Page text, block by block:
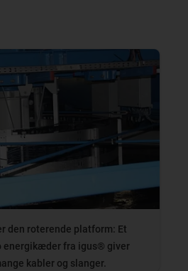
den roterende platform: Et
energikæder fra igus® giver
kabler og slanger.